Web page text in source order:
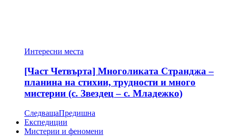
Интересни места
[Част Четвърта] Многоликата Странджа –
планина на стихии, трудности и много
мистерии (с. Звездец – с. Младежко)
СледващаПредишна
Експедиции
Мистерии и феномени